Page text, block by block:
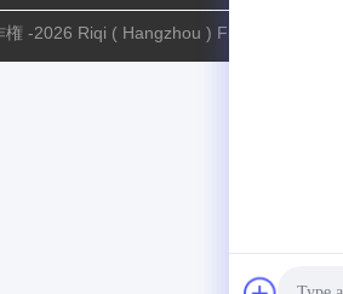
-2026 Riqi ( Hangzhou ) Filter